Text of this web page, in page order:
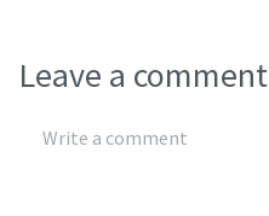
Leave a comment